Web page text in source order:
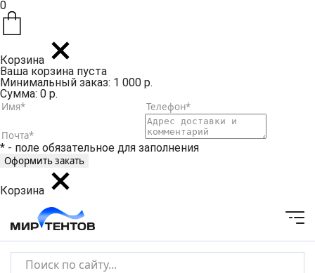
0
Корзина
Ваша корзина пуста
Минимальный заказ: 1 000 р.
Сумма: 0 р.
* - поле обязательное для заполнения
Корзина